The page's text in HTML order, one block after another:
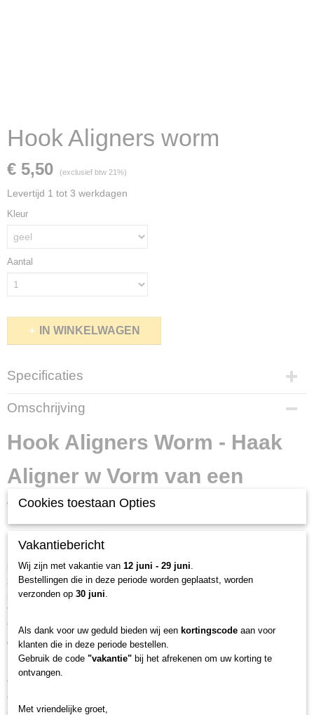
Hook Aligners worm
€ 5,50 (exclusief btw 21%)
Levertijd 1 tot 3 werkdagen
Kleur
Aantal
IN WINKELWAGEN
Specificaties
Productcode
254-122
Netto gewicht
0,01 Kg
0,01 Kg
Omschrijving
Hook Aligners Worm - Haak
Aligner w Vorm van een
Worm voor Effectief
Karpervissen
Ben je op zoek naar een manier om meer karperbeten te krijgen en
ze stevig te haken? Dan is de Hook Aligners Worm haak aligner de
perfecte oplossing!Dit innovatieve product combineert de functionaliteit
van een haak aligner met de aantrekkelijkheid van aas, waardoor het een
onmisbaar hulpmiddel is voor elke karpervisser.
Wat is de Haak Aligners Worm?
De Hook Aligners Worm is een kleine, siliconen haak aligner in de vorm
van een worm die aan de onderlijn wordt bevestigd en helpt de haak in de
optimale positie te zetten voor haken. De unieke vorm draait de haak niet
alleen met de punt naar beneden, maar imiteert ook natuurlijk karpervoer,
Cookies toestaan Opties
Vakantiebericht
Wij zijn met vakantie van 12 juni - 29 juni.
Bestellingen die in deze periode worden geplaatst, worden
verzonden op 30 juni.
Als dank voor uw geduld bieden wij een kortingscode aan voor
klanten die in deze periode bestellen.
Gebruik de code "vakantie" bij het afrekenen om uw korting te
ontvangen.
Met vriendelijke groet,